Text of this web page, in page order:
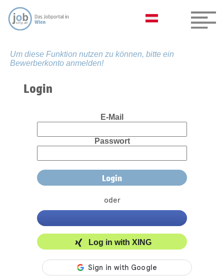
Um diese Funktion nutzen zu können, bitte ein
Bewerberkonto anmelden!
Login
E-Mail
Passwort
oder
Log in with XING